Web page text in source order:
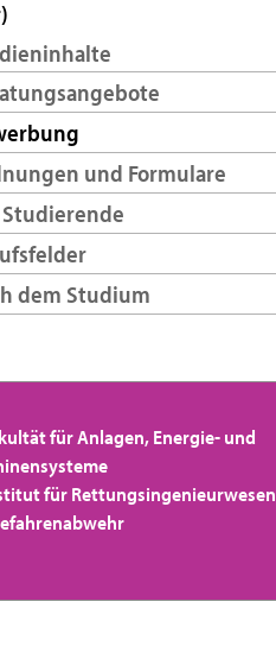
und Formulare
dem Studium
für Anlagen, Energie- und
für Rettungsingenieurwesen